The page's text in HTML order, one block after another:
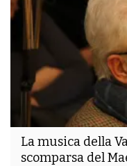
La musica della
scomparsa del